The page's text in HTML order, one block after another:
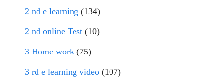
2 nd e learning (134)
2 nd online Test (10)
3 Home work (75)
3 rd e learning video (107)